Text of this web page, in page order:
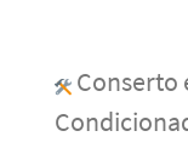
Conserto